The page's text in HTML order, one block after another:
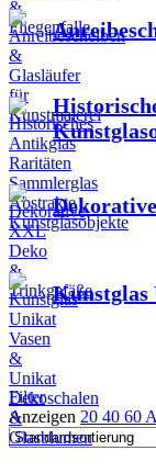
Kunstglas
Filter
Anzeigen 20 40 60